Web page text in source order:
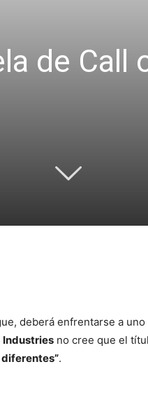
de Call
deberá enfrentarse a uno
Industries no cree que el
diferentes”.